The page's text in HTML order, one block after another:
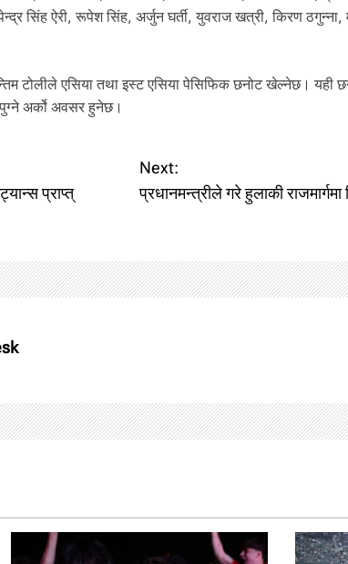
सिंह ऐरी, रूपेश सिंह, अर्जुन घर्ती, युवराज खत्री, किरण
टोलीले एसिया तथा इस्ट एसिया पेसिफिक छनोट खेल्नेछ। यही
अर्को अवसर हुनेछ।
प्राप्त्
Next:
प्रधानमन्त्रीले गरे हुलाकी